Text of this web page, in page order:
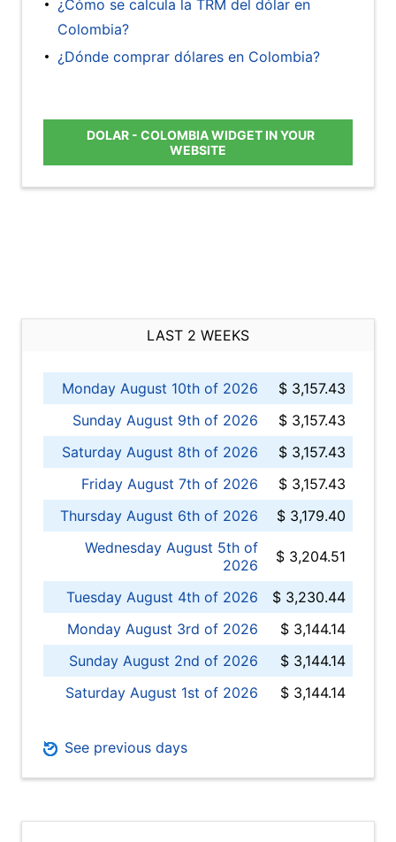
¿Cómo se calcula la TRM del dólar en
Colombia?
¿Dónde comprar dólares en Colombia?
DOLAR - COLOMBIA WIDGET IN YOUR
WEBSITE
LAST 2 WEEKS
Monday August 10th of 2026
$ 3,157.43
Sunday August 9th of 2026
$ 3,157.43
Saturday August 8th of 2026
$ 3,157.43
Friday August 7th of 2026
$ 3,157.43
Thursday August 6th of 2026
$ 3,179.40
Wednesday August 5th of
2026
$ 3,204.51
Tuesday August 4th of 2026
$ 3,230.44
Monday August 3rd of 2026
$ 3,144.14
Sunday August 2nd of 2026
$ 3,144.14
Saturday August 1st of 2026
$ 3,144.14
See previous days